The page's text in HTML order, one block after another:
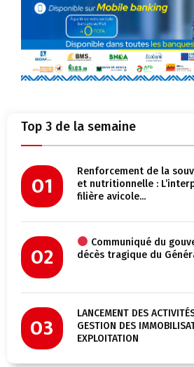
Top 3 de la semaine
01
Renforcement de la
et nutritionnelle :
filière avicole...
02
Communiqué du
décès tragique du
03
LANCEMENT DES
GESTION DES
EXPLOITATION